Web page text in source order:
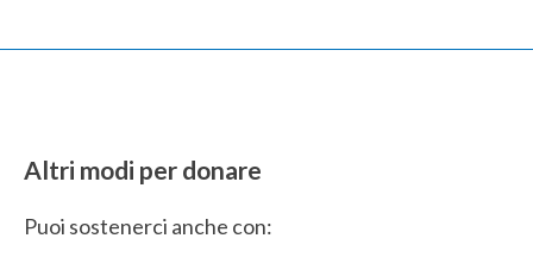
Altri modi per donare
Puoi sostenerci anche con: